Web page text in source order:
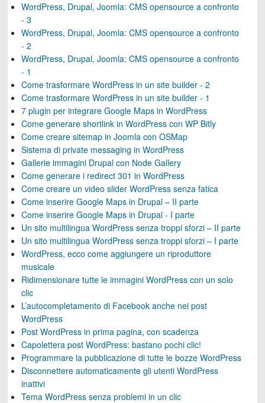
WordPress, Drupal, Joomla: CMS opensource a confronto
- 3
WordPress, Drupal, Joomla: CMS opensource a confronto
- 2
WordPress, Drupal, Joomla: CMS opensource a confronto
- 1
Come trasformare WordPress in un site builder - 2
Come trasformare WordPress in un site builder - 1
7 plugin per integrare Google Maps in WordPress
Come generare shortlink in WordPress con WP Bitly
Come creare sitemap in Joomla con OSMap
Sistema di private messaging in WordPress
Gallerie immagini Drupal con Node Gallery
Come generare i redirect 301 in WordPress
Come creare un video slider WordPress senza fatica
Come inserire Google Maps in Drupal – II parte
Come inserire Google Maps in Drupal - I parte
Un sito multilingua WordPress senza troppi sforzi – II parte
Un sito multilingua WordPress senza troppi sforzi – I parte
WordPress, ecco come aggiungere un riproduttore
musicale
Ridimensionare tutte le immagini WordPress con un solo
clic
L’autocompletamento di Facebook anche nei post
WordPress
Post WordPress in prima pagina, con scadenza
Capolettera post WordPress: bastano pochi clic!
Programmare la pubblicazione di tutte le bozze WordPress
Disconnettere automaticamente gli utenti WordPress
inattivi
Tema WordPress senza problemi in un clic